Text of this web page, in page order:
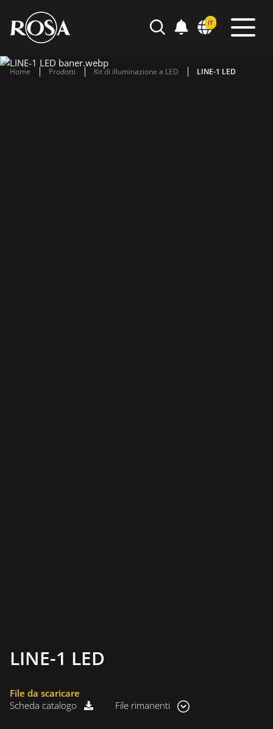
SEARCH POWIADOMIENIA
IT
LINE-1 LED
File da scaricare
Scheda catalogo
File rimanenti
Home Prodotti Kit di illuminazione a LED LINE-1 LED